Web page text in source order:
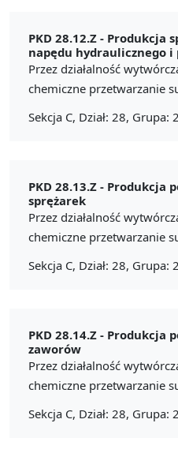
PKD 28.12.Z - Produkcja
napędu hydraulicznego i
Przez działalność
chemiczne przetwarzanie
Sekcja C, Dział: 28, Grupa:
PKD 28.13.Z - Produkcja
sprężarek
Przez działalność
chemiczne przetwarzanie
Sekcja C, Dział: 28, Grupa:
PKD 28.14.Z - Produkcja
zaworów
Przez działalność
chemiczne przetwarzanie
Sekcja C, Dział: 28, Grupa: